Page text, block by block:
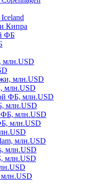
Кипра
ФБ
млн.USD
млн.USD
млн.USD
ФБ, млн.USD
млн.USD
ФБ, млн.USD
млн.USD
млн.USD
млн.USD
млн.USD
млн.USD